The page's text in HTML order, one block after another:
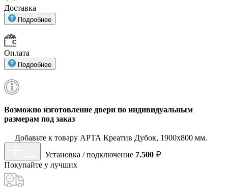
Доставка
Подробнее
Оплата
Подробнее
Возможно изготовление двери по индивидуальным
размерам под заказ
Добавьте к товару АРТА Креатив Дубок, 1900х800 мм.
Установка / подключение 7.500
Покупайте у лучших